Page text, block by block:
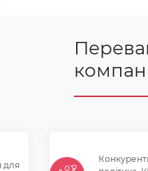
для